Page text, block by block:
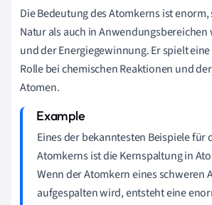
Die Bedeutung des Atomkerns ist
Natur als auch in Anwendungsbereichen
und der Energiegewinnung. Er spielt
Rolle bei chemischen Reaktionen und
Atomen.
Eines der bekanntesten Beispiele für
Atomkerns ist die Kernspaltung in
Wenn der Atomkern eines schweren
aufgespalten wird, entsteht eine